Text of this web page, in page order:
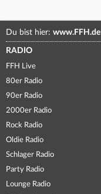
Du bist hier: www.FFH.de
RADIO
FFH Live
80er Radio
90er Radio
2000er Radio
Rock Radio
Oldie Radio
Schlager Radio
Party Radio
Lounge Radio